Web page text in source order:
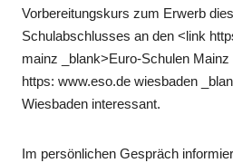
Vorbereitungskurs zum Erwerb
Schulabschlusses an den <link
mainz _blank>Euro-Schulen Mainz
https: www.eso.de wiesbaden
Wiesbaden interessant.
Im persönlichen Gespräch